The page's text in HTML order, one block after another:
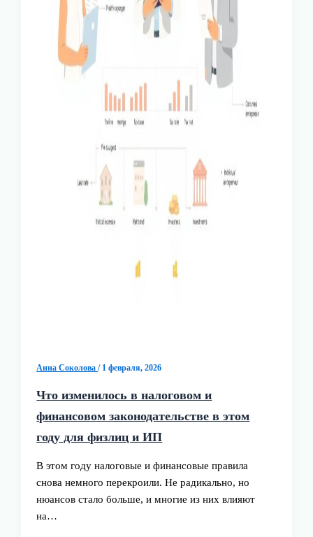
Анна Соколова/ 1 февраля, 2026
Что изменилось в налоговом и
финансовом законодательстве в этом
году для физлиц и ИП
В этом году налоговые и финансовые правила
снова немного перекроили. Не радикально, но
нюансов стало больше, и многие из них влияют
на…